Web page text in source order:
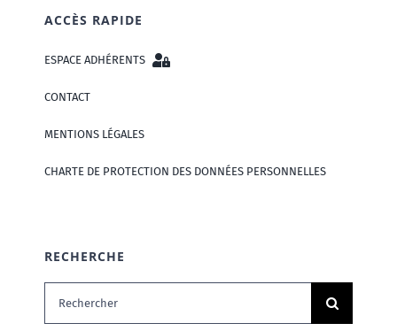
ACCÈS RAPIDE
ESPACE ADHÉRENTS
CONTACT
MENTIONS LÉGALES
CHARTE DE PROTECTION DES DONNÉES PERSONNELLES
RECHERCHE
Rechercher: